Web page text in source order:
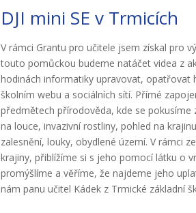
DJI mini SE v Trmicích
V rámci Grantu pro učitele jsem získal pro
touto pomůckou budeme natáčet videa z
hodinách informatiky upravovat, opatřovat
školním webu a sociálních sítí. Přímé
předmětech přírodověda, kde se
na louce, invazivní rostliny, pohled na
zalesnění, louky, obydlené území. V rámci
krajiny, přiblížíme si s jeho pomocí látku o
promýšlíme a věříme, že najdeme jeho
nám panu učitel Kádek z Trmické základní